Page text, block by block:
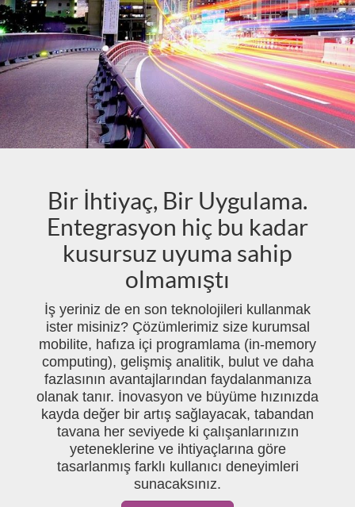
Bir İhtiyaç, Bir Uygulama.
Entegrasyon hiç bu kadar
kusursuz uyuma sahip
olmamıştı
İş yeriniz de en son teknolojileri kullanmak
ister misiniz? Çözümlerimiz size kurumsal
mobilite, hafıza içi programlama (in-memory
computing), gelişmiş analitik, bulut ve daha
fazlasının avantajlarından faydalanmanıza
olanak tanır. İnovasyon ve büyüme hızınızda
kayda değer bir artış sağlayacak, tabandan
tavana her seviyede ki çalışanlarınızın
yeteneklerine ve ihtiyaçlarına göre
tasarlanmış farklı kullanıcı deneyimleri
sunacaksınız.